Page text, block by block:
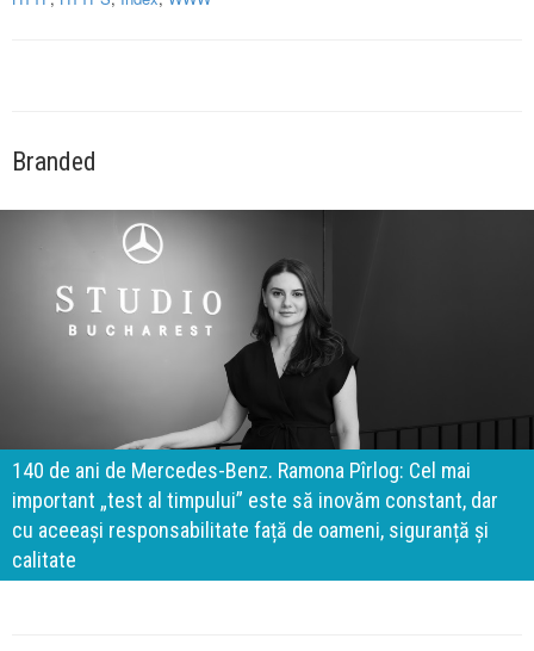
Branded
140 de ani de Mercedes-Benz. Ramona Pîrlog: Cel mai
important „test al timpului” este să inovăm constant, dar
cu aceeași responsabilitate față de oameni, siguranță și
calitate